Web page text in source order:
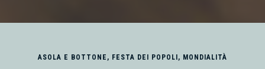
ASOLA E BOTTONE , FESTA DEI POPOLI , MONDIALITÀ